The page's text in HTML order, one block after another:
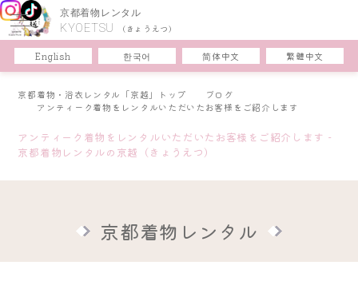
京都着物レンタル
KYOETSU (きょうえつ)
English 한국어 简体中文 繁體中文
京都着物・浴衣レンタル「京越」トップ
ブログ
アンティーク着物をレンタルいただいたお客様をご紹介します
アンティーク着物をレンタルいただいたお客様をご紹介します -
京都着物レンタルの京越（きょうえつ）
京都着物レンタル